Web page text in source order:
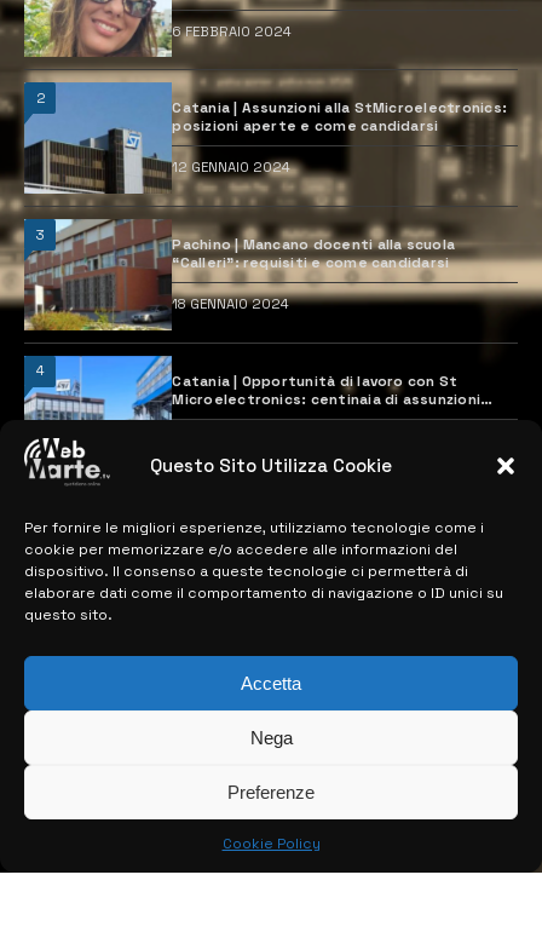
Questo Sito Utilizza Cookie
Per fornire le migliori esperienze, utilizziamo tecnologie come i
cookie per memorizzare e/o accedere alle informazioni del
dispositivo. Il consenso a queste tecnologie ci permetterà di
elaborare dati come il comportamento di navigazione o ID unici su
questo sito.
Accetta
Nega
Preferenze
Cookie Policy
6 FEBBRAIO 2024
2
Catania | Assunzioni alla StMicroelectronics:
posizioni aperte e come candidarsi
12 GENNAIO 2024
3
Pachino | Mancano docenti alla scuola
“Calleri”: requisiti e come candidarsi
18 GENNAIO 2024
4
Catania | Opportunità di lavoro con St
Microelectronics: centinaia di assunzioni
previste
MAPPA DEL SITO
> NOTIZIE